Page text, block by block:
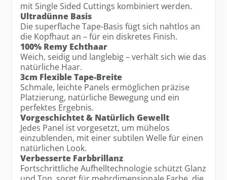
mit Single Sided Cuttings kombiniert werden.
Ultradünne Basis
Die superflache Tape-Basis fügt sich nahtlos an
die Kopfhaut an – für ein diskretes Finish.
100% Remy Echthaar
Weich, seidig und langlebig – verhält sich wie das
natürliche Haar.
3cm Flexible Tape-Breite
Schmale, leichte Panels ermöglichen präzise
Platzierung, natürliche Bewegung und ein
perfektes Ergebnis.
Vorgeschichtet & Natürlich Gewellt
Jedes Panel ist vorgesetzt, um mühelos
einzublenden, mit einer subtilen Welle für einen
natürlichen Look.
Verbesserte Farbbrillanz
Fortschrittliche Aufhelltechnologie schützt Glanz